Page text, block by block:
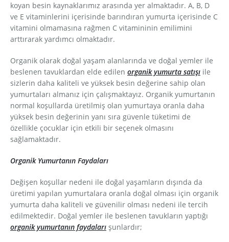
koyan besin kaynaklarımız arasında yer almaktadır. A, B, D
ve E vitaminlerini içerisinde barındıran yumurta içerisinde C
vitamini olmamasına rağmen C vitamininin emilimini
arttırarak yardımcı olmaktadır.
Organik olarak doğal yaşam alanlarında ve doğal yemler ile
beslenen tavuklardan elde edilen organik yumurta satışı ile
sizlerin daha kaliteli ve yüksek besin değerine sahip olan
yumurtaları almanız için çalışmaktayız. Organik yumurtanın
normal koşullarda üretilmiş olan yumurtaya oranla daha
yüksek besin değerinin yanı sıra güvenle tüketimi de
özellikle çocuklar için etkili bir seçenek olmasını
sağlamaktadır.
Organik Yumurtanın Faydaları
Değişen koşullar nedeni ile doğal yaşamların dışında da
üretimi yapılan yumurtalara oranla doğal olması için organik
yumurta daha kaliteli ve güvenilir olması nedeni ile tercih
edilmektedir. Doğal yemler ile beslenen tavukların yaptığı
organik yumurtanın faydaları şunlardır;